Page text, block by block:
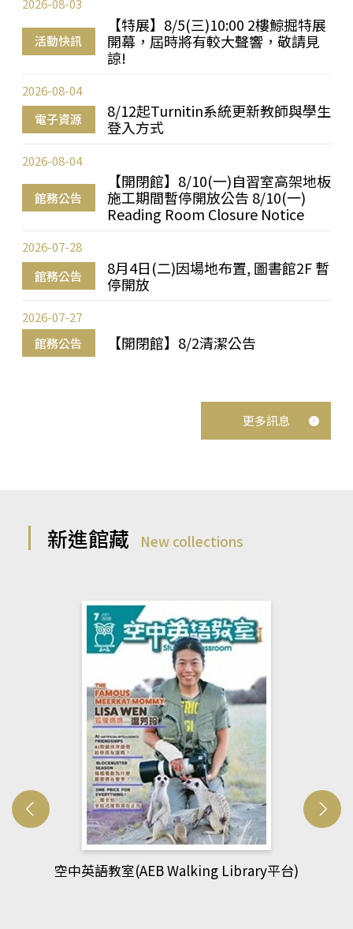
活動快訊
【特展】8/5(三)10:00 2樓鯨掘特展
開幕，屆時將有較大聲響，敬請見
諒!
2026-08-03
電子資源
8/12起Turnitin系統更新教師與學生
登入方式
2026-08-04
館務公告
【開閉館】8/10(一)自習室高架地板
施工期間暫停開放公告 8/10(一)
Reading Room Closure Notice
2026-08-04
館務公告
8月4日(二)因場地布置, 圖書館2F 暫
停開放
2026-07-28
館務公告 【開閉館】8/2清潔公告
2026-07-27
更多訊息
新進館藏 New collections
網管人(kono平台)